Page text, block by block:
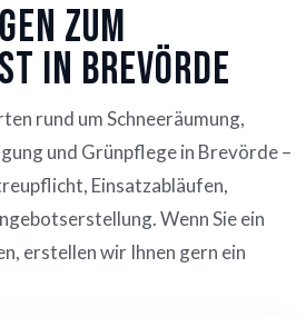
zum
in Brevörde
rund um Schneeräumung,
und Grünpflege in Brevörde –
Einsatzabläufen,
Wenn Sie ein
erstellen wir Ihnen gern ein